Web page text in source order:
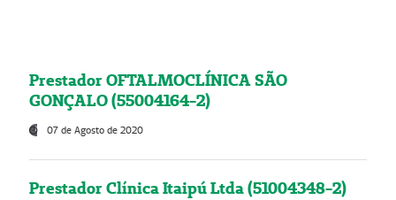
Prestador OFTALMOCLÍNICA SÃO
GONÇALO (55004164-2)
07 de Agosto de 2020
Prestador Clínica Itaipú Ltda (51004348-2)